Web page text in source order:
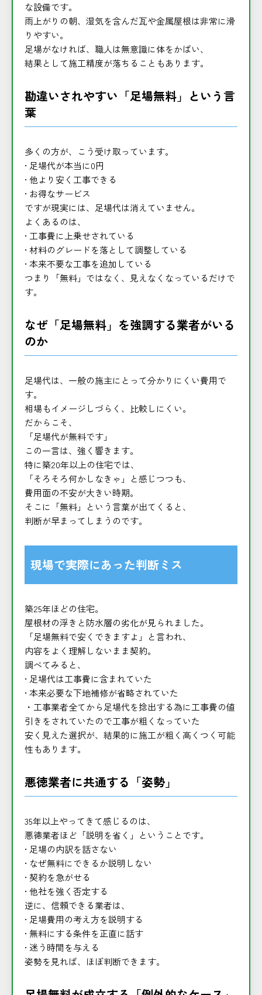
な設備です。
雨上がりの朝、湿気を含んだ瓦や金属屋根は非常に滑
りやすい。
足場がなければ、職人は無意識に体をかばい、
結果として施工精度が落ちることもあります。
勘違いされやすい「足場無料」という言
葉
多くの方が、こう受け取っています。
• 足場代が本当に0円
• 他より安く工事できる
• お得なサービス
ですが現実には、足場代は消えていません。
よくあるのは、
• 工事費に上乗せされている
• 材料のグレードを落として調整している
• 本来不要な工事を追加している
つまり「無料」ではなく、見えなくなっているだけで
す。
なぜ「足場無料」を強調する業者がいる
のか
足場代は、一般の施主にとって分かりにくい費用で
す。
相場もイメージしづらく、比較しにくい。
だからこそ、
「足場代が無料です」
この一言は、強く響きます。
特に築20年以上の住宅では、
「そろそろ何かしなきゃ」と感じつつも、
費用面の不安が大きい時期。
そこに「無料」という言葉が出てくると、
判断が早まってしまうのです。
現場で実際にあった判断ミス
築25年ほどの住宅。
屋根材の浮きと防水層の劣化が見られました。
「足場無料で安くできますよ」と言われ、
内容をよく理解しないまま契約。
調べてみると、
• 足場代は工事費に含まれていた
• 本来必要な下地補修が省略されていた
・工事業者全てから足場代を捻出する為に工事費の値
引きをされていたので工事が粗くなっていた
安く見えた選択が、結果的に施工が粗く高くつく可能
性もあります。
悪徳業者に共通する「姿勢」
35年以上やってきて感じるのは、
悪徳業者ほど「説明を省く」ということです。
• 足場の内訳を話さない
• なぜ無料にできるか説明しない
• 契約を急がせる
• 他社を強く否定する
逆に、信頼できる業者は、
• 足場費用の考え方を説明する
• 無料にする条件を正直に話す
• 迷う時間を与える
姿勢を見れば、ほぼ判断できます。